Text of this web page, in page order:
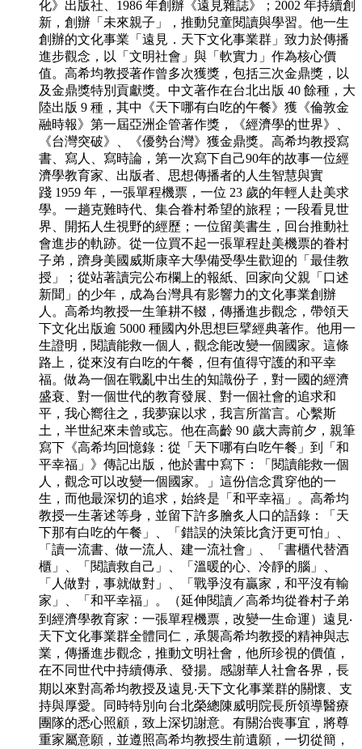
化》出版社、1986 年創辦《遠見雜誌》；2002 年持續創
新，創辦「未來親子」，推動兒童閱讀與學習。他一生
創辦的文化事業「遠見．天下文化事業群」致力於傳播
進步觀念，以「文明社會」與「軟實力」作為核心價
值。高希均教授著作曾多次獲獎，包括三次金鼎獎，以
及金鼎獎特別貢獻獎。中文著作在台北出版 40 餘種，大
陸出版 9 種，其中《天下哪有白吃的午餐》獲《倫敦金
融時報》第一屆亞洲企管著作獎，《經濟學的世界》、
《台灣突破》、《優勢台灣》獲金鼎獎。高希均教授寫
書、寫人、寫時論，第一次寫下自己90年的故事一位經
濟學教育家、出版者、思想傳播者的人生智慧與實
踐 1959 年，一張單程機票，一位 23 歲的年輕人赴美求
學。一趟克難時代、集合眷村希望的旅程；一段看見世
界、開拓人生視野的經歷；一位留美書生，回台推動社
會進步的軌跡。從一位買不起一張單程赴美機票的眷村
子弟，躋身美國威斯康辛大學備受學生歡迎的「最佳教
授」；從站著讀完公布欄上的報紙、回家向父親「口述
新聞」的少年，成為台灣具有影響力的文化事業創辦
人。高希均教授一生筆耕不輟，傳播進步觀念，帶領天
下文化出版逾 5000 種國內外思想巨擘經典著作。他用一
生證明，閱讀能救一個人，觀念能改變一個國家。這條
路上，從來沒有白吃的午餐，但有值得守護的和平幸
福。做為一個在戰亂中出生的知識份子，對一國的經濟
盛衰、對一個世代的教育發展、對一個社會的追求和
平，我心嚮往之，我夢寐以求，我言所當言。心繫斯
土，半世紀來未曾或忘。他在高齡 90 歲大壽前夕，親筆
寫下《高希均回憶錄：從「天下哪有白吃午餐」到「和
平幸福」》傳記出版，他於書中寫下：「閱讀能救一個
人，觀念可以改變一個國家。」這份信念貫穿他的一
生，而他最深切的追求，始終是「和平幸福」。高希均
教授一生著述等身，並留下許多膾炙人口的語錄：「天
下那有白吃的午餐」、「錯誤的決策比貪汙更可怕」、
「讀一流書、做一流人、建一流社會」、「書櫃代替酒
櫃」、「閱讀救自己」、「溫暖的心、冷靜的腦」、
「人做對，事就做對」、「戰爭沒有贏家，和平沒有輸
家」、「和平幸福」。（延伸閱讀／高希均從眷村子弟
到經濟學教育家：一張單程機票，改變一生命運）遠見‧
天下文化事業群全體同仁，承襲高希均教授的精神與志
業，傳播進步觀念，推動文明社會，他所珍視的價值，
在不同世代中持續傳承、發揚。感謝華人社會各界，長
期以來對高希均教授及遠見‧天下文化事業群的關懷、支
持與厚愛。同時特別向台北榮總陳威明院長所領導醫療
團隊的悉心照顧，致上深切謝意。有關治喪事宜，將尊
重家屬意願，並遵照高希均教授生前遺願，一切從簡，